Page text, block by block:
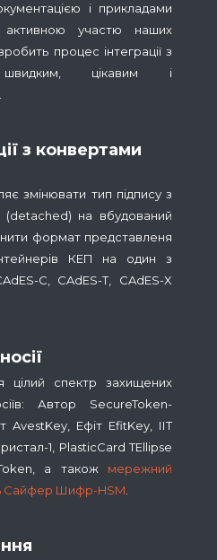
і прикладами
активною участю наших
процес інтеграції з
цікавим і
з конвертами
змінювати тип підпису з
(detached) на вбудований
формат представленя
КЕП на один з
C, CAdES-T, CAdES-X
цілий спектр захищених
Автор SecureToken-
AvestKey, Ефіт EfitKey, ІІТ
1, PlasticCard TEllipse
а також мережний
Сайфер Шифр-HSM.